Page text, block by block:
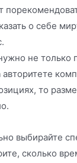
о себе
не только
авторитете
то
выбирайте
сколько